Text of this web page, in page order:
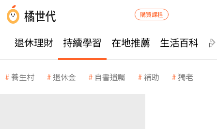
購買課程
退休理財 持續學習 在地推薦 生活百科
養生村 退休金 自書遺囑 補助 獨老